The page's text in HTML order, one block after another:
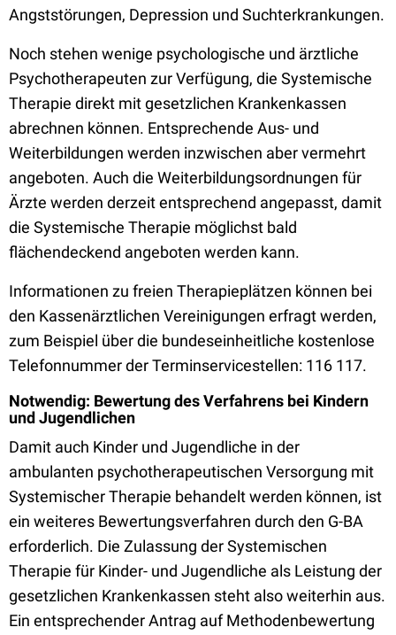
Angststörungen, Depression und Suchterkrankungen.
Noch stehen wenige psychologische und ärztliche
Psychotherapeuten zur Verfügung, die Systemische
Therapie direkt mit gesetzlichen Krankenkassen
abrechnen können. Entsprechende Aus- und
Weiterbildungen werden inzwischen aber vermehrt
angeboten. Auch die Weiterbildungsordnungen für
Ärzte werden derzeit entsprechend angepasst, damit
die Systemische Therapie möglichst bald
flächendeckend angeboten werden kann.
Informationen zu freien Therapieplätzen können bei
den Kassenärztlichen Vereinigungen erfragt werden,
zum Beispiel über die bundeseinheitliche kostenlose
Telefonnummer der Terminservicestellen: 116 117.
Notwendig: Bewertung des Verfahrens bei Kindern
und Jugendlichen
Damit auch Kinder und Jugendliche in der
ambulanten psychotherapeutischen Versorgung mit
Systemischer Therapie behandelt werden können, ist
ein weiteres Bewertungsverfahren durch den G-BA
erforderlich. Die Zulassung der Systemischen
Therapie für Kinder- und Jugendliche als Leistung der
gesetzlichen Krankenkassen steht also weiterhin aus.
Ein entsprechender Antrag auf Methodenbewertung